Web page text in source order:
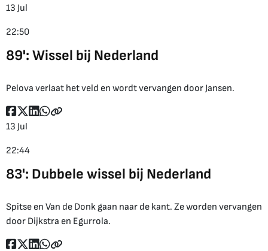
13 Jul
22:50
89': Wissel bij Nederland
Pelova verlaat het veld en wordt vervangen door Jansen.
13 Jul
22:44
83': Dubbele wissel bij Nederland
Spitse en Van de Donk gaan naar de kant. Ze worden vervangen
door Dijkstra en Egurrola.